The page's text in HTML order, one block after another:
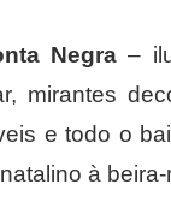
Negra –
mirantes
e todo o
à beira-